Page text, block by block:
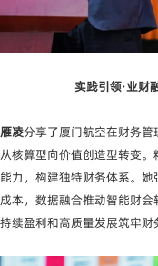
实践引领·业财
凌分享了厦门航空在财务
核算型向价值创造型转变
力，构建独特财务体系。
本，数据融合推动智能财会
续盈利和高质量发展筑牢财